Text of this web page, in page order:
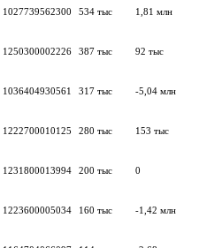
1027739562300 534 тыс 1,81 млн
1250300002226 387 тыс 92 тыс
1036404930561 317 тыс -5,04 млн
1222700010125 280 тыс 153 тыс
1231800013994 200 тыс 0
1223600005034 160 тыс -1,42 млн